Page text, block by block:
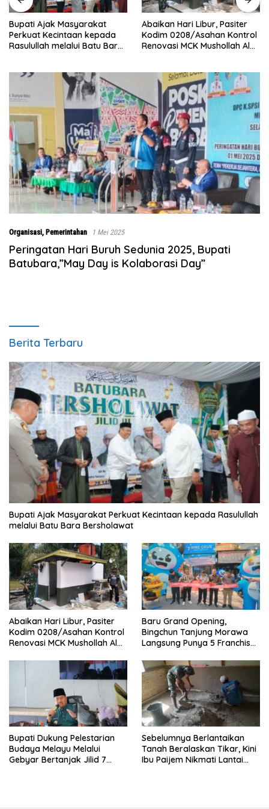
Bupati Ajak Masyarakat
Perkuat Kecintaan kepada
Rasulullah melalui Batu Bara
Abaikan Hari Libur, Pasiter
Kodim 0208/Asahan Kontrol
Renovasi MCK Mushollah Al
Organisasi, Pemerintahan 1 Mei 2025
Peringatan Hari Buruh Sedunia 2025, Bupati
Batubara,”May Day is Kolaborasi Day”
Berita Terbaru
Bupati Ajak Masyarakat Perkuat Kecintaan kepada Rasulullah
melalui Batu Bara Bersholawat
Abaikan Hari Libur, Pasiter
Kodim 0208/Asahan Kontrol
Renovasi MCK Mushollah Al
‎Baru Grand Opening,
Bingchun Tanjung Morawa
Langsung Punya 5 Franchise
Bupati Dukung Pelestarian
Budaya Melayu Melalui
Gebyar Bertanjak Jilid 7
Sebelumnya Berlantaikan
Tanah Beralaskan Tikar, Kini
Ibu Paijem Nikmati Lantai